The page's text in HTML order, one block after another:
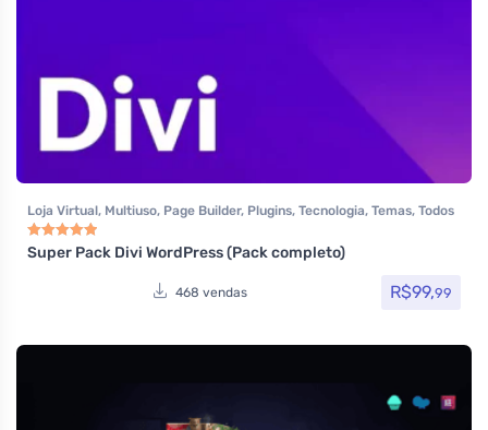
Loja Virtual, Multiuso, Page Builder, Plugins, Tecnologia, Temas, Todos
os itens, Woocommerce
Avaliação
Super Pack Divi WordPress (Pack completo)
468 vendas R$99,99